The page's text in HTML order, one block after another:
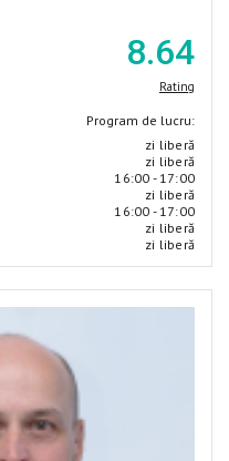
8.64
Rating
Program de lucru:
zi liberă
zi liberă
16:00 - 17:00
zi liberă
16:00 - 17:00
zi liberă
zi liberă